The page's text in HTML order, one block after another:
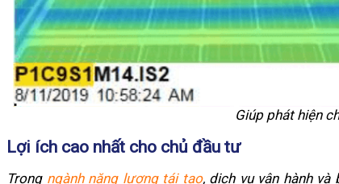
Giúp phát hiện
Lợi ích cao nhất cho chủ đầu tư
Trong ngành năng lượng tái tạo, dịch vụ vận hành